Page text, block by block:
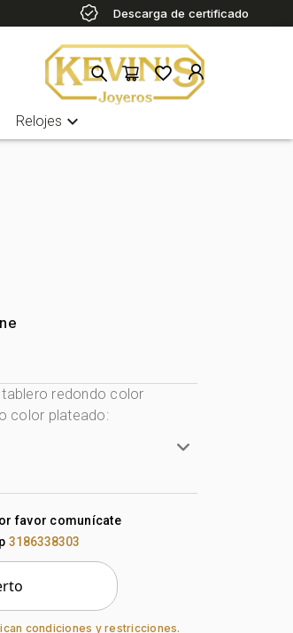
Descarga de certificado
Relojes expand_more
tablero redondo color
color plateado:
favor comunícate
3186338303
condiciones y restricciones.